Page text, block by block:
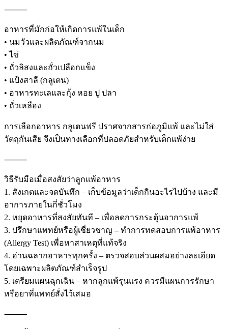
⸻
อาหารที่มักก่อให้เกิดการแพ้ในเด็ก
• นมวัวและผลิตภัณฑ์จากนม
• ไข่
• ถั่วลิสงและถั่วเปลือกแข็ง
• แป้งสาลี (กลูเตน)
• อาหารทะเลและกุ้ง หอย ปู ปลา
• ถั่วเหลือง
การเลือกอาหาร กลูเตนฟรี ปราศจากสารก่อภูมิแพ้ และไม่ใส่
วัตถุกันเสีย จึงเป็นทางเลือกที่ปลอดภัยสำหรับเด็กแพ้ง่าย
⸻
วิธีรับมือเมื่อสงสัยว่าลูกแพ้อาหาร
1. สังเกตและจดบันทึก – เก็บข้อมูลว่าเด็กกินอะไรไปบ้าง และมี
อาการภายในกี่ชั่วโมง
2. หยุดอาหารที่สงสัยทันที – เพื่อลดการกระตุ้นอาการแพ้
3. ปรึกษาแพทย์หรือผู้เชี่ยวชาญ – ทำการทดสอบการแพ้อาหาร
(Allergy Test) เพื่อหาสาเหตุที่แท้จริง
4. อ่านฉลากอาหารทุกครั้ง – ตรวจสอบส่วนผสมอย่างละเอียด
โดยเฉพาะผลิตภัณฑ์สำเร็จรูป
5. เตรียมแผนฉุกเฉิน – หากลูกแพ้รุนแรง ควรมีแผนการรักษา
หรือยาที่แพทย์สั่งไว้เสมอ
⸻